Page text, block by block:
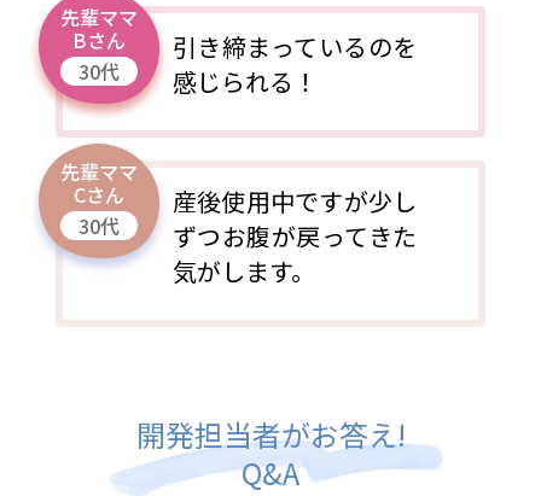
先輩ママ
Bさん
30代
引き締まっているのを
感じられる！
先輩ママ
Cさん
30代
産後使用中ですが少し
ずつお腹が戻ってきた
気がします。
開発担当者がお答え!
Q&A